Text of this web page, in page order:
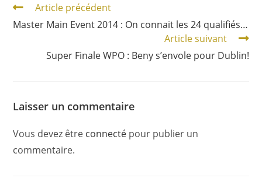
Article précédent
Master Main Event 2014 : On connait les 24 qualifiés…
Article suivant
Super Finale WPO : Beny s’envole pour Dublin!
Laisser un commentaire
Vous devez être connecté pour publier un
commentaire.